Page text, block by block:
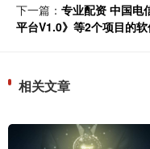
下一篇： 专业配资 中国电
平台V1.0》等2个项目的
相关文章